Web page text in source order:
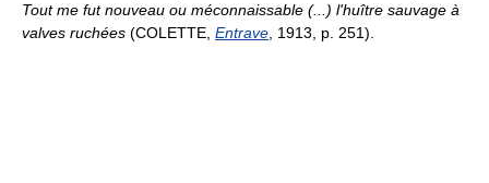
Tout me fut nouveau ou méconnaissable (...) l'huître sauvage à
valves ruchées (COLETTE, Entrave , 1913, p. 251).